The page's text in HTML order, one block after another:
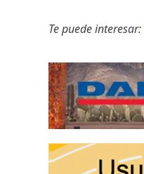
Te puede interesar: